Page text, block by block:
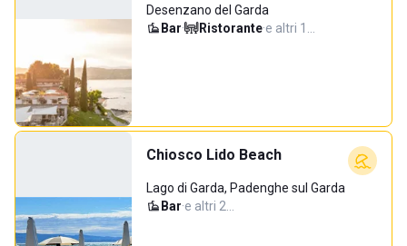
Desenzano del Garda
Bar· Ristorante·e altri 1…
Chiosco Lido Beach
Lago di Garda, Padenghe sul Garda
Bar·e altri 2…